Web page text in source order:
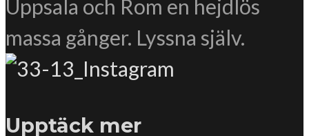
Uppsala och Rom en hejdlös
massa gånger. Lyssna själv.
Upptäck mer